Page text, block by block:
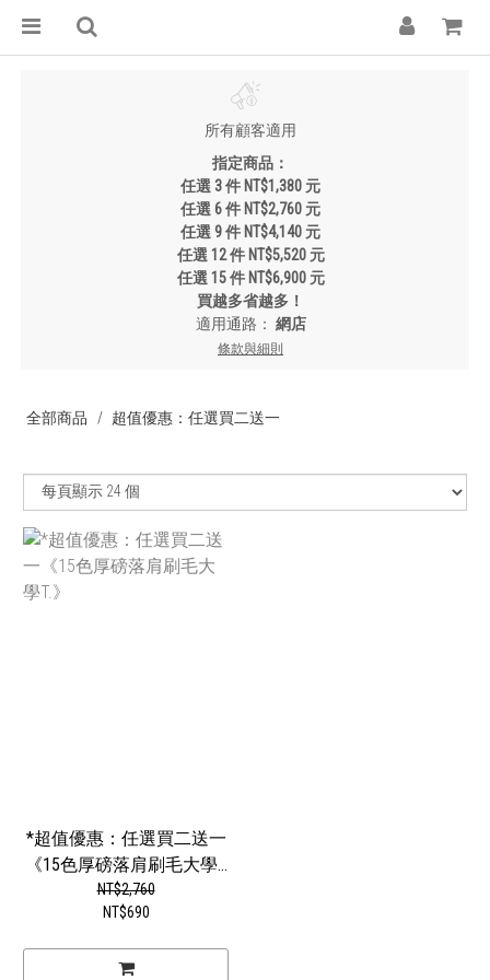
所有顧客適用
指定商品：
任選 3 件 NT$1,380 元
任選 6 件 NT$2,760 元
任選 9 件 NT$4,140 元
任選 12 件 NT$5,520 元
任選 15 件 NT$6,900 元
買越多省越多！
適用通路： 網店
條款與細則
全部商品 超值優惠：任選買二送一
*超值優惠：任選買二送一
《15色厚磅落肩刷毛大學...
NT$2,760
NT$690